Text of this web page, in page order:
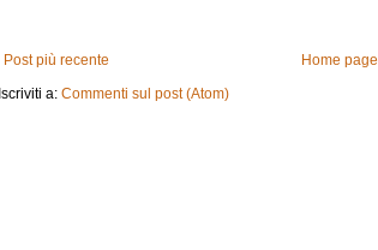
Post più recente
Home page
Iscriviti a: Commenti sul post (Atom)